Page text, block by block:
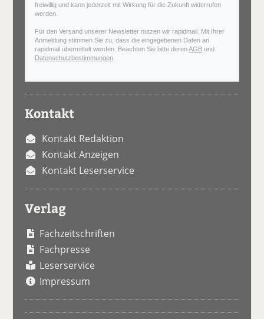
freiwillig und kann jederzeit mit Wirkung für die Zukunft widerrufen
werden.
Für den Versand unserer Newsletter nutzen wir rapidmail. Mit Ihrer
Anmeldung stimmen Sie zu, dass die eingegebenen Daten an
rapidmail übermittelt werden. Beachten Sie bitte derenAGB und
Datenschutzbestimmungen
Kontakt
Kontakt Redaktion
Kontakt Anzeigen
Kontakt Leserservice
Verlag
Fachzeitschriften
Fachpresse
Leserservice
Impressum